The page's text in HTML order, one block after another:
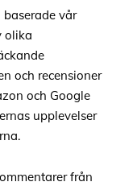
vår
olika
och recensioner
och Google
upplevelser
från